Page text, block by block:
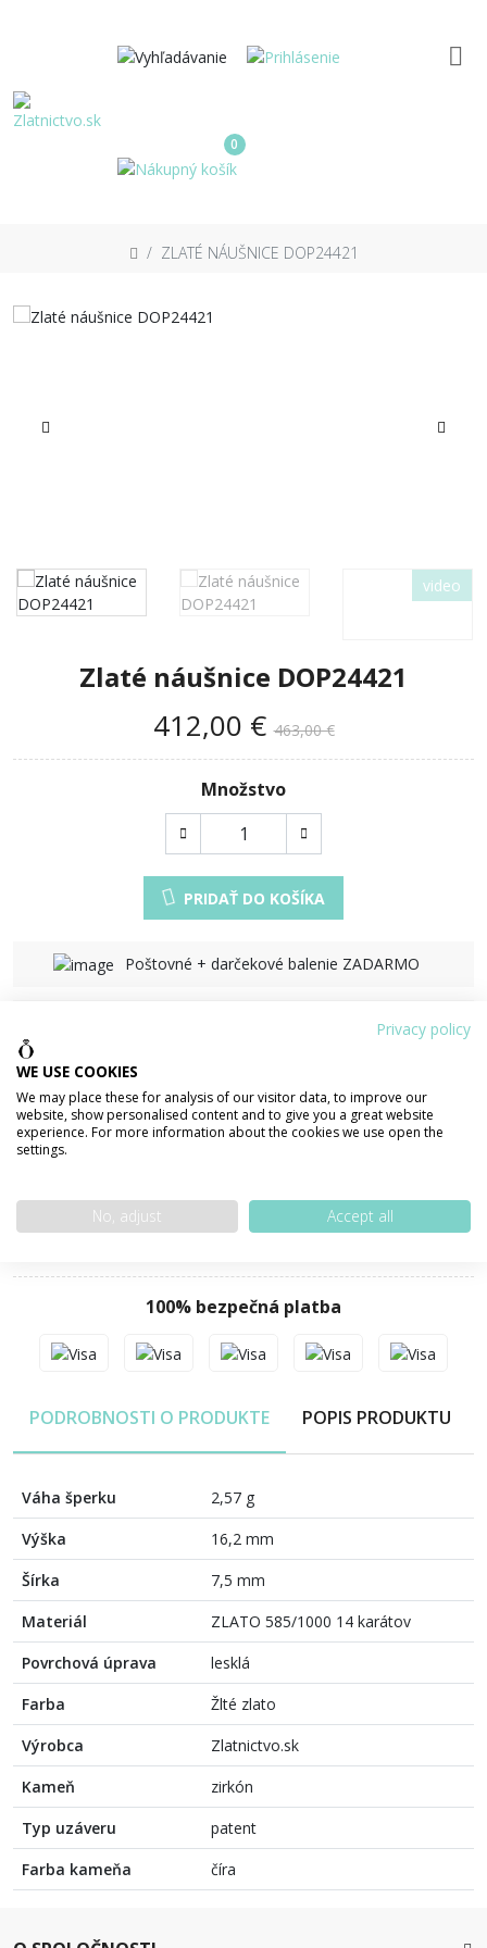
0
ZLATÉ NÁUŠNICE DOP24421
video
Zlaté náušnice DOP24421
412,00 €463,00 €
Množstvo
PRIDAŤ DO KOŠÍKA
Poštovné + darčekové balenie ZADARMO
Dostupnosť:
Tento šperk si môžete pozrieť aj v našej predajni
Zdielať
100% bezpečná platba
PODROBNOSTI O PRODUKTE POPIS PRODUKTU
Váha šperku
2,57 g
Výška
16,2 mm
Šírka
7,5 mm
Materiál
ZLATO 585/1000 14 karátov
Povrchová úprava
lesklá
Farba
Žlté zlato
Výrobca
Zlatnictvo.sk
Kameň
zirkón
Typ uzáveru
patent
Farba kameňa
číra
Privacy policy
WE USE COOKIES
We may place these for analysis of our visitor data, to improve our
website, show personalised content and to give you a great website
experience. For more information about the cookies we use open the
settings.
No, adjust Accept all